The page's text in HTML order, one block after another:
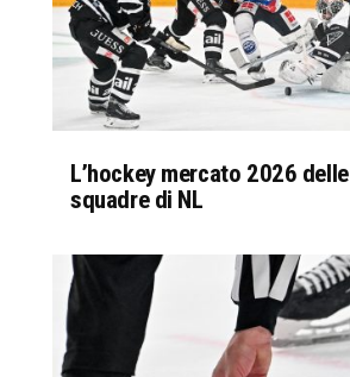
L’hockey mercato 2026 delle
squadre di NL